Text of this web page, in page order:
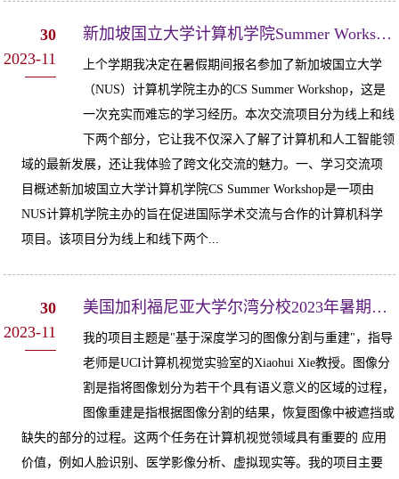
30
2023-11
新加坡国立大学计算机学院Summer Workshop-经验分享1（自联）
上个学期我决定在暑假期间报名参加了新加坡国立大学
（NUS）计算机学院主办的CS Summer Workshop，这是
一次充实而难忘的学习经历。本次交流项目分为线上和线
下两个部分，它让我不仅深入了解了计算机和人工智能领
域的最新发展，还让我体验了跨文化交流的魅力。一、学习交流项
目概述新加坡国立大学计算机学院CS Summer Workshop是一项由
NUS计算机学院主办的旨在促进国际学术交流与合作的计算机科学
项目。该项目分为线上和线下两个...
30
2023-11
美国加利福尼亚大学尔湾分校2023年暑期UCInspire科研实习项目-经验分享1
我的项目主题是"基于深度学习的图像分割与重建"，指导
老师是UCI计算机视觉实验室的Xiaohui Xie教授。图像分
割是指将图像划分为若干个具有语义意义的区域的过程，
图像重建是指根据图像分割的结果，恢复图像中被遮挡或
缺失的部分的过程。这两个任务在计算机视觉领域具有重要的 应用
价值，例如人脸识别、医学影像分析、虚拟现实等。我的项目主要